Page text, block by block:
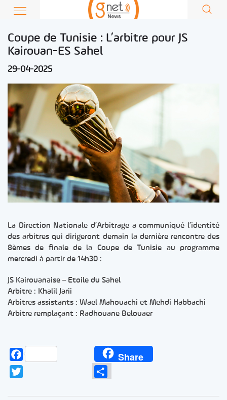
Coupe de Tunisie : L’arbitre pour JS
Kairouan-ES Sahel
29-04-2025
La Direction Nationale d’Arbitrage a communiqué l’identité
des arbitres qui dirigeront demain la dernière rencontre des
8èmes de finale de la Coupe de Tunisie au programme
mercredi à partir de 14h30 :
JS Kairouanaise – Etoile du Sahel
Arbitre : Khalil Jarii
Arbitres assistants : Wael Mahouachi et Mehdi Habbachi
Arbitre remplaçant : Radhouane Belouaer
Facebook Share